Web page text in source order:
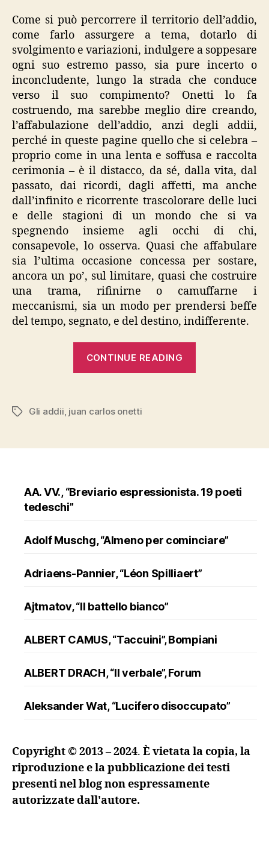
Come si può percorrere il territorio dell’addio,
come farlo assurgere a tema, dotarlo di
svolgimento e variazioni, indulgere a soppesare
ogni suo estremo passo, sia pure incerto o
inconcludente, lungo la strada che conduce
verso il suo compimento? Onetti lo fa
costruendo, ma sarebbe meglio dire creando,
l’affabulazione dell’addio, anzi degli addii,
perché in queste pagine quello che si celebra –
proprio come in una lenta e soffusa e raccolta
cerimonia – è il distacco, da sé, dalla vita, dal
passato, dai ricordi, dagli affetti, ma anche
dall’infinito e ricorrente trascolorare delle luci
e delle stagioni di un mondo che si va
spegnendo insieme agli occhi di chi,
consapevole, lo osserva. Quasi che affabulare
sia l’ultima occasione concessa per sostare,
ancora un po’, sul limitare, quasi che costruire
una trama, rifinirne o camuffarne i
meccanismi, sia un modo per prendersi beffe
del tempo, segnato, e del destino, indifferente.
CONTINUE READING
TagsGli addii juan carlos onetti
AA. VV., “Breviario espressionista. 19 poeti
tedeschi”
Adolf Muschg, “Almeno per cominciare”
Adriaens-Pannier, “Léon Spilliaert”
Ajtmatov, “Il battello bianco”
ALBERT CAMUS, “Taccuini”, Bompiani
ALBERT DRACH, “Il verbale”, Forum
Aleksander Wat, “Lucifero disoccupato”
ranuncolo”, Oscar Mondadori
Andreev, “Lazzaro e altre novelle”
Copyright © 2013 – 2024. È vietata la copia, la
riproduzione e la pubblicazione dei testi
presenti nel blog non espressamente
autorizzate dall'autore.